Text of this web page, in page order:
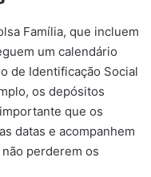
Família, que incluem
um calendário
de Identificação Social
os depósitos
que os
datas e acompanhem
perderem os